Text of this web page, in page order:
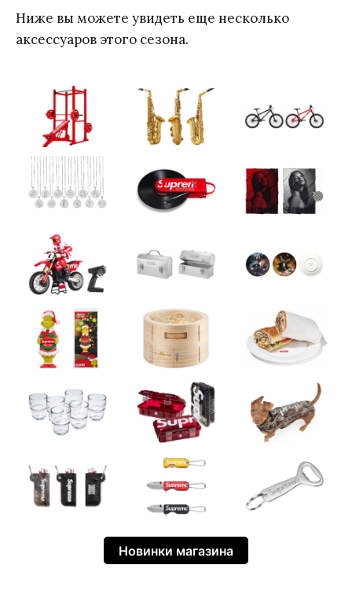
Ниже вы можете увидеть еще несколько
аксессуаров этого сезона.
Новинки магазина